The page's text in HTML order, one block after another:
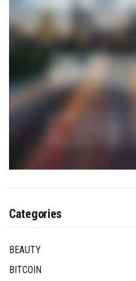
Categories
BEAUTY
BITCOIN